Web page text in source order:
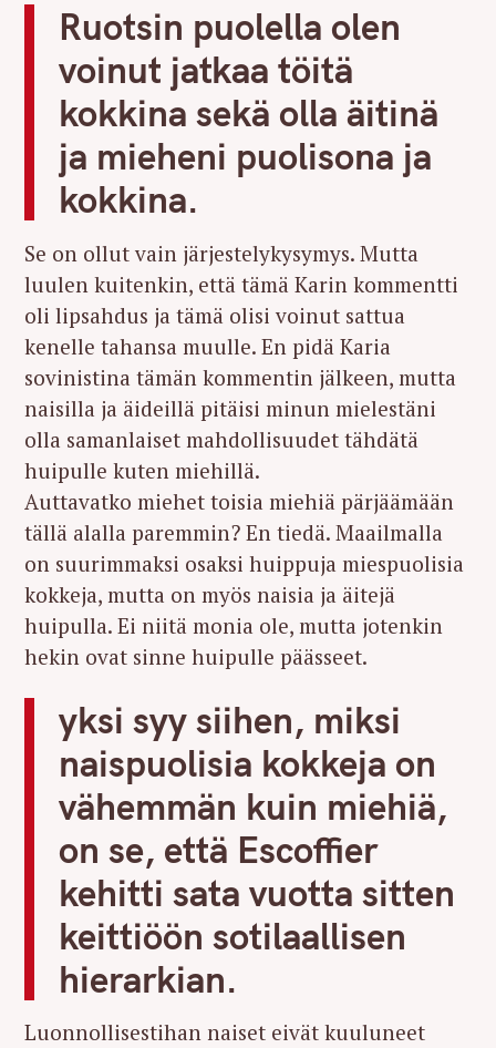
Ruotsin puolella olen
voinut jatkaa töitä
kokkina sekä olla äitinä
ja mieheni puolisona ja
kokkina.
Se on ollut vain järjestelykysymys. Mutta
luulen kuitenkin, että tämä Karin kommentti
oli lipsahdus ja tämä olisi voinut sattua
kenelle tahansa muulle. En pidä Karia
sovinistina tämän kommentin jälkeen, mutta
naisilla ja äideillä pitäisi minun mielestäni
olla samanlaiset mahdollisuudet tähdätä
huipulle kuten miehillä.
Auttavatko miehet toisia miehiä pärjäämään
tällä alalla paremmin? En tiedä. Maailmalla
on suurimmaksi osaksi huippuja miespuolisia
kokkeja, mutta on myös naisia ja äitejä
huipulla. Ei niitä monia ole, mutta jotenkin
hekin ovat sinne huipulle päässeet.
yksi syy siihen, miksi
naispuolisia kokkeja on
vähemmän kuin miehiä,
on se, että Escoffier
kehitti sata vuotta sitten
keittiöön sotilaallisen
hierarkian.
Luonnollisestihan naiset eivät kuuluneet